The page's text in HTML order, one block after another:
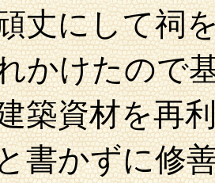
丈にして祠
かけたので
築資材を再
書かずに修